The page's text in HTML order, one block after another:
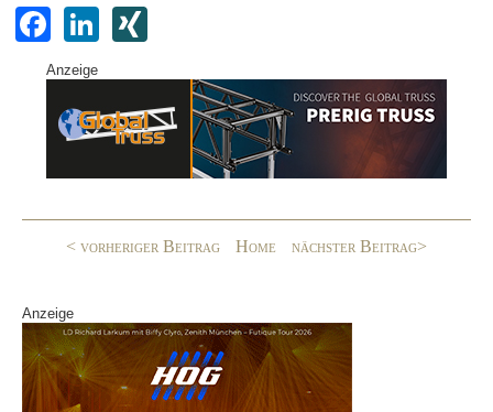
F
a
c
e
o
Li
k
e
G
Anzeige
< vorheriger Beitrag Home nächster Beitrag>
Anzeige